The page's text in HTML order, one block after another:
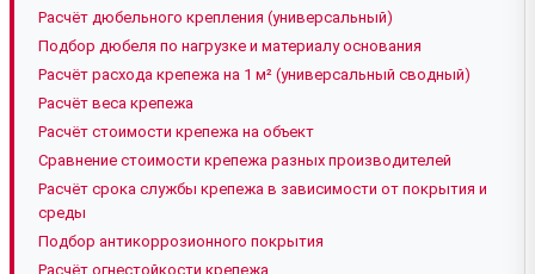
Расчёт дюбельного крепления (универсальный)
Подбор дюбеля по нагрузке и материалу основания
Расчёт расхода крепежа на 1 м² (универсальный сводный)
Расчёт веса крепежа
Расчёт стоимости крепежа на объект
Сравнение стоимости крепежа разных производителей
Расчёт срока службы крепежа в зависимости от покрытия и
среды
Подбор антикоррозионного покрытия
Расчёт огнестойкости крепежа